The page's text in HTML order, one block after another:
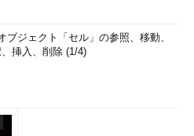
ブジェクト「セル」の参照、移動、
挿入、削除 (1/4)